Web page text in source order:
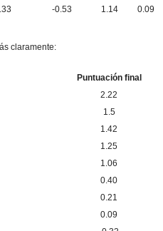
-0.53 1.14 0.09
claramente:
Puntuación final
2.22
1.5
1.42
1.25
1.06
0.40
0.21
0.09